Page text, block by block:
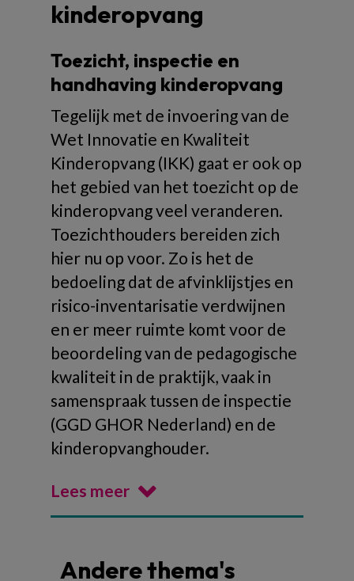
kinderopvang
Toezicht, inspectie en
handhaving kinderopvang
Tegelijk met de invoering van de
Wet Innovatie en Kwaliteit
Kinderopvang (IKK) gaat er ook op
het gebied van het toezicht op de
kinderopvang veel veranderen.
Toezichthouders bereiden zich
hier nu op voor. Zo is het de
bedoeling dat de afvinklijstjes en
risico-inventarisatie verdwijnen
en er meer ruimte komt voor de
beoordeling van de pedagogische
kwaliteit in de praktijk, vaak in
samenspraak tussen de inspectie
(GGD GHOR Nederland) en de
kinderopvanghouder.
Lees meer
Andere thema's